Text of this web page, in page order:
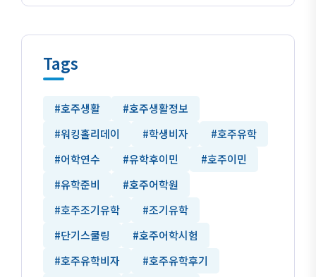
Tags
#호주생활
#호주생활정보
#워킹홀리데이
#학생비자
#호주유학
#어학연수
#유학후이민
#호주이민
#유학준비
#호주어학원
#호주조기유학
#조기유학
#단기스쿨링
#호주어학시험
#호주유학비자
#호주유학후기